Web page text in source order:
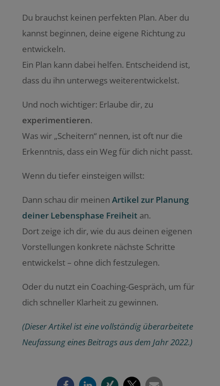
Du brauchst keinen perfekten Plan. Aber du
kannst beginnen, deine eigene Richtung zu
entwickeln.
Ein Plan kann dabei helfen. Entscheidend ist,
dass du ihn unterwegs weiterentwickelst.
Und noch wichtiger: Erlaube dir, zu
experimentieren.
Was wir „Scheitern“ nennen, ist oft nur die
Erkenntnis, dass ein Weg für dich nicht passt.
Wenn du tiefer einsteigen willst:
Dann schau dir meinen Artikel zur Planung
deiner Lebensphase Freiheit an.
Dort zeige ich dir, wie du aus deinen eigenen
Vorstellungen konkrete nächste Schritte
entwickelst – ohne dich festzulegen.
Oder du nutzt ein Coaching-Gespräch, um für
dich schneller Klarheit zu gewinnen.
(Dieser Artikel ist eine vollständig überarbeitete
Neufassung eines Beitrags aus dem Jahr 2022.)